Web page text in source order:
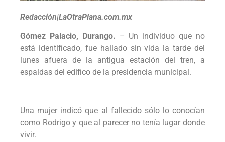
Redacción|LaOtraPlana.com.mx
Gómez Palacio, Durango. – Un individuo que no
está identificado, fue hallado sin vida la tarde del
lunes afuera de la antigua estación del tren, a
espaldas del edifico de la presidencia municipal.
Una mujer indicó que al fallecido sólo lo conocían
como Rodrigo y que al parecer no tenía lugar donde
vivir.